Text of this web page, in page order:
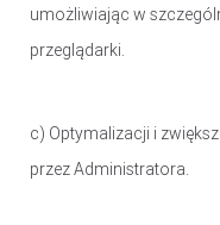
umożliwiając w
przeglądarki.
c) Optymalizacji i
przez Administratora.